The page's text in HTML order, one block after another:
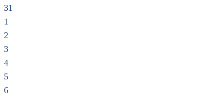
31
1
2
3
4
5
6